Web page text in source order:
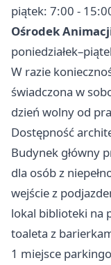
piątek: 7:00 -
Ośrodek
W razie
świadczona w
dzień wolny od
Dostępność
Budynek główny
dla osób z
wejście z
lokal biblioteki na
toaleta z
1 miejsce